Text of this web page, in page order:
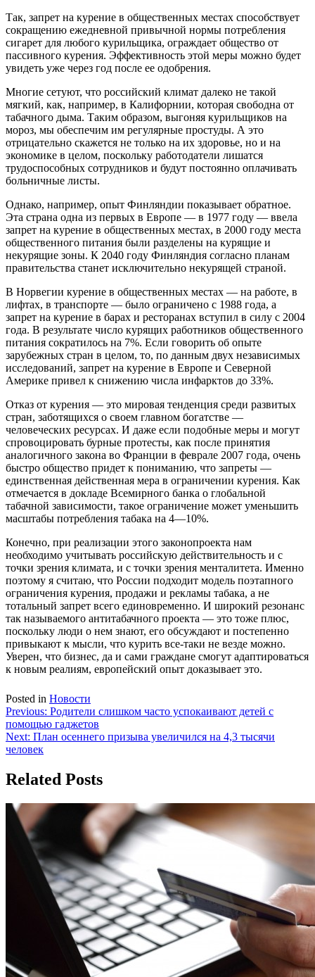
Так, запрет на курение в общественных местах способствует
сокращению ежедневной привычной нормы потребления
сигарет для любого курильщика, ограждает общество от
пассивного курения. Эффективность этой меры можно будет
увидеть уже через год после ее одобрения.
Многие сетуют, что российский климат далеко не такой
мягкий, как, например, в Калифорнии, которая свободна от
табачного дыма. Таким образом, выгоняя курильщиков на
мороз, мы обеспечим им регулярные простуды. А это
отрицательно скажется не только на их здоровье, но и на
экономике в целом, поскольку работодатели лишатся
трудоспособных сотрудников и будут постоянно оплачивать
больничные листы.
Однако, например, опыт Финляндии показывает обратное.
Эта страна одна из первых в Европе — в 1977 году — ввела
запрет на курение в общественных местах, в 2000 году места
общественного питания были разделены на курящие и
некурящие зоны. К 2040 году Финляндия согласно планам
правительства станет исключительно некурящей страной.
В Норвегии курение в общественных местах — на работе, в
лифтах, в транспорте — было ограничено с 1988 года, а
запрет на курение в барах и ресторанах вступил в силу с 2004
года. В результате число курящих работников общественного
питания сократилось на 7%. Если говорить об опыте
зарубежных стран в целом, то, по данным двух независимых
исследований, запрет на курение в Европе и Северной
Америке привел к снижению числа инфарктов до 33%.
Отказ от курения — это мировая тенденция среди развитых
стран, заботящихся о своем главном богатстве —
человеческих ресурсах. И даже если подобные меры и могут
спровоцировать бурные протесты, как после принятия
аналогичного закона во Франции в феврале 2007 года, очень
быстро общество придет к пониманию, что запреты —
единственная действенная мера в ограничении курения. Как
отмечается в докладе Всемирного банка о глобальной
табачной зависимости, такое ограничение может уменьшить
масштабы потребления табака на 4—10%.
Конечно, при реализации этого законопроекта нам
необходимо учитывать российскую действительность и с
точки зрения климата, и с точки зрения менталитета. Именно
поэтому я считаю, что России подходит модель поэтапного
ограничения курения, продажи и рекламы табака, а не
тотальный запрет всего единовременно. И широкий резонанс
так называемого антитабачного проекта — это тоже плюс,
поскольку люди о нем знают, его обсуждают и постепенно
привыкают к мысли, что курить все-таки не везде можно.
Уверен, что бизнес, да и сами граждане смогут адаптироваться
к новым реалиям, европейский опыт доказывает это.
Posted in Новости
Навигация
по
записям
Previous: Родители слишком часто успокаивают детей с
помощью гаджетов
Next: План осеннего призыва увеличился на 4,3 тысячи
человек
Related Posts